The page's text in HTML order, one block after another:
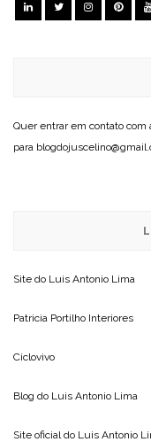
Quer entrar em contato
para
Site do Luis Antonio Lima
Patricia Portilho Interiores
Ciclovivo
Blog do Luis Antonio Lima
Site oficial do Luis Antonio